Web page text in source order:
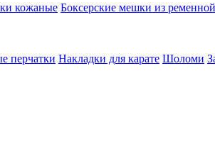
кожаные Боксерские мешки из
перчатки Накладки для карате Шоломи